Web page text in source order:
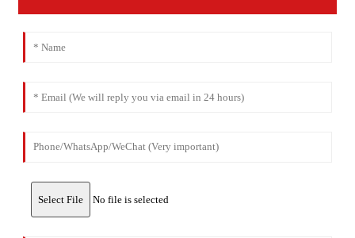
Select File No file is selected